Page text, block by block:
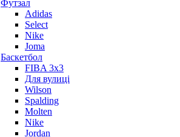
Футзал
Adidas
Select
Nike
Joma
Баскетбол
FIBA 3x3
Для вулиці
Wilson
Spalding
Molten
Nike
Jordan